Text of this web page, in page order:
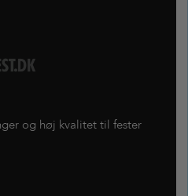
og høj kvalitet til fester